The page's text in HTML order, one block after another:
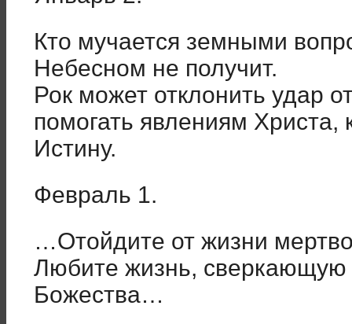
Кто мучается земными
Небесном не получит.
Рок может отклонить удар
помогать явлениям Христа,
Истину.
Февраль 1.
…Отойдите от жизни
Любите жизнь,
Божества…